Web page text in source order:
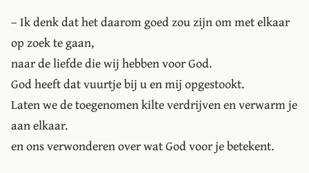
– Ik denk dat het daarom goed zou zijn om met elkaar
op zoek te gaan,
naar de liefde die wij hebben voor God.
God heeft dat vuurtje bij u en mij opgestookt.
Laten we de toegenomen kilte verdrijven en verwarm je
aan elkaar.
en ons verwonderen over wat God voor je betekent.